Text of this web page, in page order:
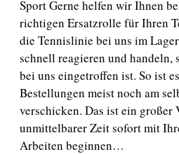
Sport Gerne helfen wir Ihnen
richtigen Ersatzrolle für Ihren
die Tennislinie bei uns im
schnell reagieren und handeln,
bei uns eingetroffen ist. So ist
Bestellungen meist noch am
verschicken. Das ist ein großer
unmittelbarer Zeit sofort mit
Arbeiten beginnen…